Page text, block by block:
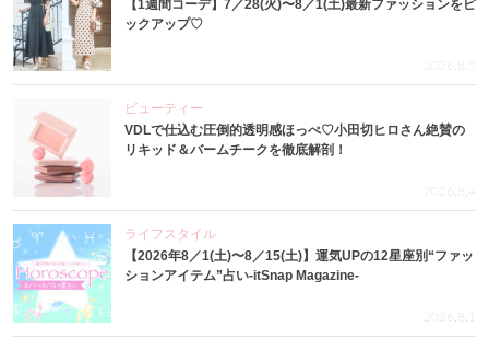
【1週間コーデ】7／28(火)〜8／1(土)最新ファッションをピ
ックアップ♡
2026.8.5
ビューティー
VDLで仕込む圧倒的透明感ほっぺ♡小田切ヒロさん絶賛の
リキッド＆バームチークを徹底解剖！
2026.8.4
ライフスタイル
【2026年8／1(土)〜8／15(土)】運気UPの12星座別“ファッ
ションアイテム”占い-itSnap Magazine-
2026.8.1